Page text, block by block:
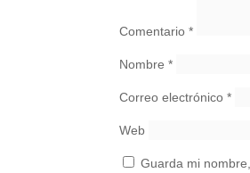
Comentario*
Nombre*
Correo electrónico*
Web
Guarda mi